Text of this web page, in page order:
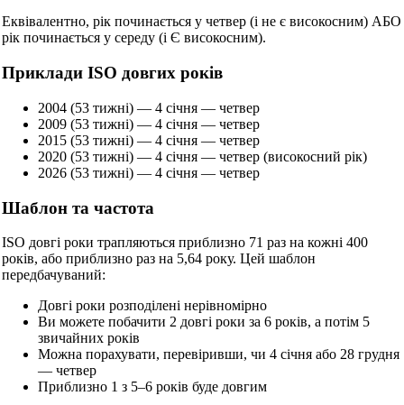
Еквівалентно, рік починається у четвер (і не є високосним) АБО
рік починається у середу (і Є високосним).
Приклади ISO довгих років
2004 (53 тижні) — 4 січня — четвер
2009 (53 тижні) — 4 січня — четвер
2015 (53 тижні) — 4 січня — четвер
2020 (53 тижні) — 4 січня — четвер (високосний рік)
2026 (53 тижні) — 4 січня — четвер
Шаблон та частота
ISO довгі роки трапляються приблизно 71 раз на кожні 400
років, або приблизно раз на 5,64 року. Цей шаблон
передбачуваний:
Довгі роки розподілені нерівномірно
Ви можете побачити 2 довгі роки за 6 років, а потім 5
звичайних років
Можна порахувати, перевіривши, чи 4 січня або 28 грудня
— четвер
Приблизно 1 з 5–6 років буде довгим